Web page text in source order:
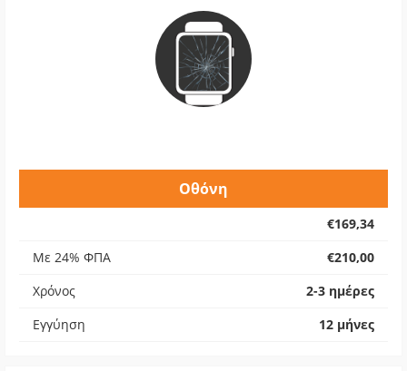
Οθόνη
€169,34
Με 24% ΦΠΑ
€210,00
Χρόνος
2-3 ημέρες
Εγγύηση
12 μήνες